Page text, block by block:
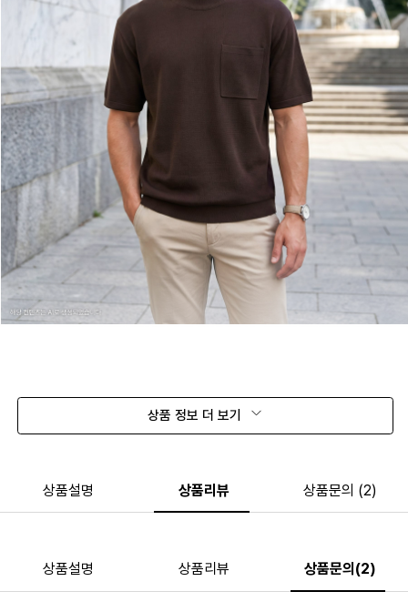
상품 정보 더 보기
상품설명 상품리뷰 상품문의 (2)
상품설명 상품리뷰 상품문의(2)